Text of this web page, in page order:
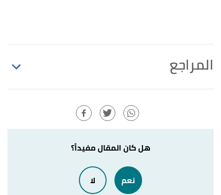
المراجع
↑
"West Ham United"
,wordpress, Retrieved
25/4/2021. Edited.
, transfermarkt
25/4/2021. Edited.
هل كان المقال مفيداً؟
نعم لا